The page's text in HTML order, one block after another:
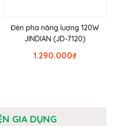
Đèn pha năng lượng 120W
JINDIAN (JD-7120)
₫
1.290.000
GIA DỤNG